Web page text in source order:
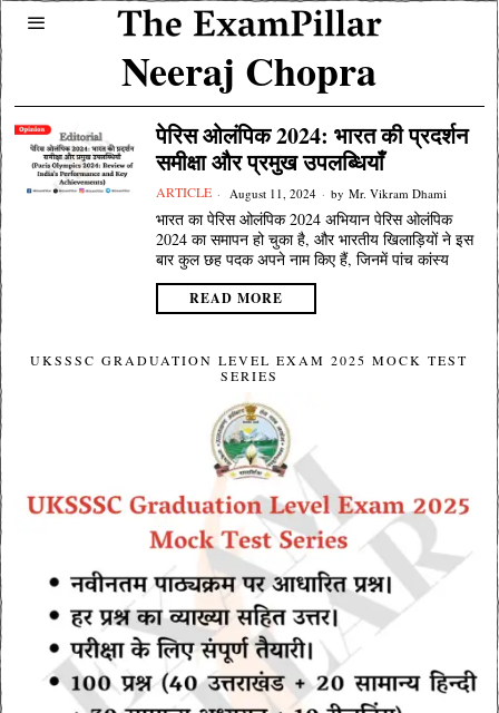
Neeraj Chopra
पेरिस ओलंपिक 2024: भारत की प्रदर्शन
समीक्षा और प्रमुख उपलब्धियाँ
ARTICLE August 11, 2024 by Mr. Vikram Dhami
भारत का पेरिस ओलंपिक 2024 अभियान पेरिस ओलंपिक
2024 का समापन हो चुका है, और भारतीय खिलाड़ियों ने इस
बार कुल छह पदक अपने नाम किए हैं, जिनमें पांच कांस्य
READ MORE
UKSSSC GRADUATION LEVEL EXAM 2025 MOCK TEST
SERIES